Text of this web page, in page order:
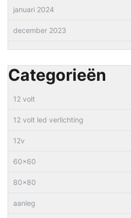
januari 2024
december 2023
Categorieën
12 volt
12 volt led verlichting
12v
60×60
80×80
aanleg